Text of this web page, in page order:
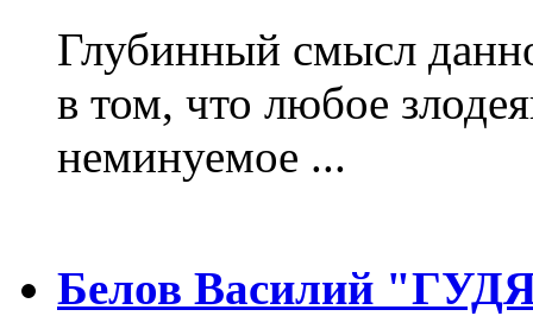
Глубинный смысл
в том, что любое
неминуемое ...
Белов Василий